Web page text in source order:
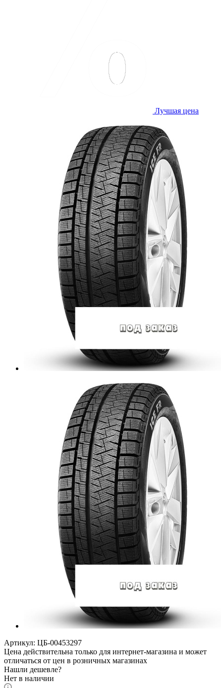
Лучшая цена
Артикул: ЦБ-00453297
Цена действительна только для интернет-магазина и может
отличаться от цен в розничных магазинах
Нашли дешевле?
Нет в наличии